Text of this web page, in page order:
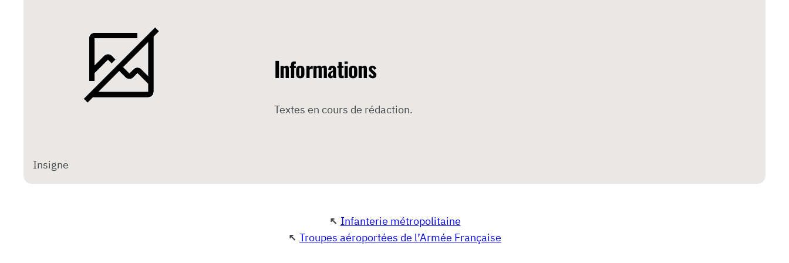
Insigne
Informations
Textes en cours de rédaction.
↖ Infanterie métropolitaine
↖ Troupes aéroportées de l’Armée Française